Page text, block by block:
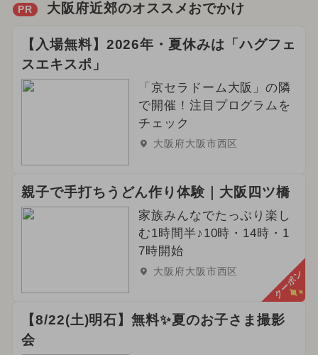
PR 大阪府近郊のオススメおでかけ
【入場無料】2026年・夏休みは「ハグフェ
スエキスポ」
「京セラドーム大阪」の隣
で開催！注目プログラムを
チェック
大阪府大阪市西区
親子で手打ちうどん作り体験｜大阪四ツ橋
家族みんなでたっぷり楽し
む1時間半♪10時・14時・1
7時開始
大阪府大阪市西区 クーポン
【8/22(土)明石】無料✨夏のお子さま撮影
会